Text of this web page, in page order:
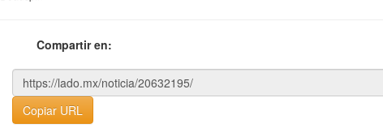
Compartir en:
Copiar URL